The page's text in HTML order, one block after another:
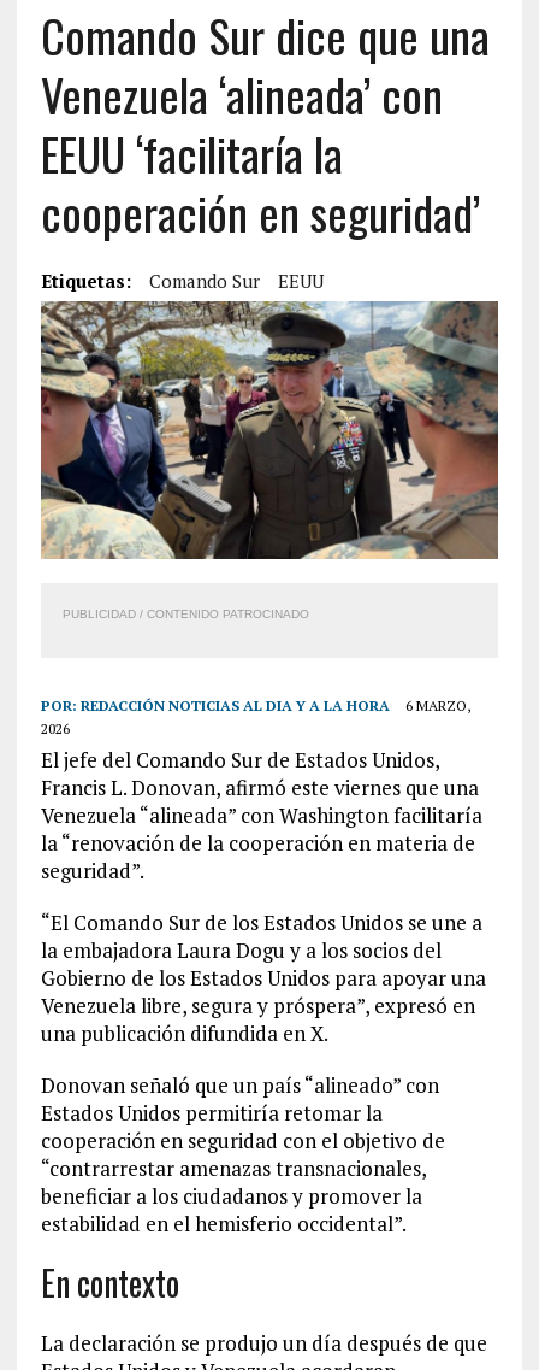
Comando Sur dice que una
Venezuela ‘alineada’ con
EEUU ‘facilitaría la
cooperación en seguridad’
Etiquetas: Comando Sur EEUU
PUBLICIDAD / CONTENIDO PATROCINADO
POR: REDACCIÓN NOTICIAS AL DIA Y A LA HORA
6 MARZO,
2026
El jefe del Comando Sur de Estados Unidos,
Francis L. Donovan, afirmó este viernes que una
Venezuela “alineada” con Washington facilitaría
la “renovación de la cooperación en materia de
seguridad”.
“El Comando Sur de los Estados Unidos se une a
la embajadora Laura Dogu y a los socios del
Gobierno de los Estados Unidos para apoyar una
Venezuela libre, segura y próspera”, expresó en
una publicación difundida en X.
Donovan señaló que un país “alineado” con
Estados Unidos permitiría retomar la
cooperación en seguridad con el objetivo de
“contrarrestar amenazas transnacionales,
beneficiar a los ciudadanos y promover la
estabilidad en el hemisferio occidental”.
En contexto
La declaración se produjo un día después de que